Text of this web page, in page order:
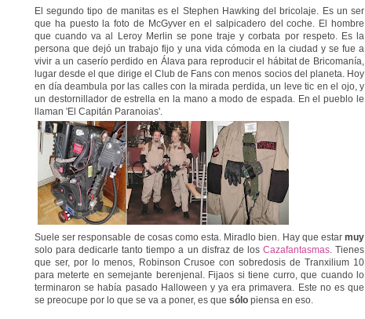
El segundo tipo de manitas es el Stephen Hawking del bricolaje. Es un ser
que ha puesto la foto de McGyver en el salpicadero del coche. El hombre
que cuando va al Leroy Merlin se pone traje y corbata por respeto. Es la
persona que dejó un trabajo fijo y una vida cómoda en la ciudad y se fue a
vivir a un caserío perdido en Álava para reproducir el hábitat de Bricomanía,
lugar desde el que dirige el Club de Fans con menos socios del planeta. Hoy
en día deambula por las calles con la mirada perdida, un leve tic en el ojo, y
un destornillador de estrella en la mano a modo de espada. En el pueblo le
llaman 'El Capitán Paranoias'.
Suele ser responsable de cosas como esta. Miradlo bien. Hay que estar muy
solo para dedicarle tanto tiempo a un disfraz de los Cazafantasmas. Tienes
que ser, por lo menos, Robinson Crusoe con sobredosis de Tranxilium 10
para meterte en semejante berenjenal. Fijaos si tiene curro, que cuando lo
terminaron se había pasado Halloween y ya era primavera. Este no es que
se preocupe por lo que se va a poner, es que sólo piensa en eso.